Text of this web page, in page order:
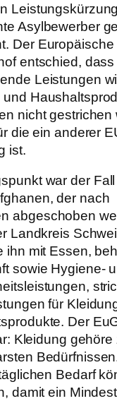
Asylbewerber
Der Europäische
entschied, dass
Leistungen
und
nicht gestrichen
die ein anderer
ist.
war der
der nach
abgeschoben
Landkreis
ihn mit Essen,
sowie Hygiene-
für
Der
Kleidung gehöre
Bedarf
damit ein